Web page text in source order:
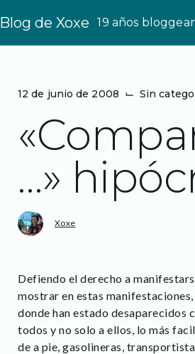
Blog de Xoxe 19 años
12 de junio de 2008 ⌙ Sin
…»
Xoxe
Defiendo el derecho a
mostrar en estas
donde han estado desaparecidos
todos y no solo a ellos, lo más
de a pie, gasolineras,